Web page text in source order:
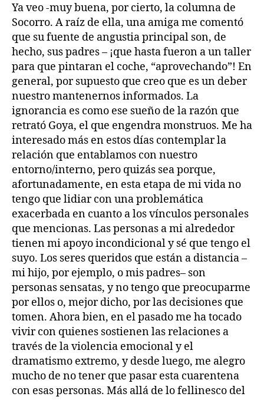
Ya veo -muy buena, por cierto, la columna de
Socorro. A raíz de ella, una amiga me comentó
que su fuente de angustia principal son, de
hecho, sus padres – ¡que hasta fueron a un taller
para que pintaran el coche, “aprovechando”! En
general, por supuesto que creo que es un deber
nuestro mantenernos informados. La
ignorancia es como ese sueño de la razón que
retrató Goya, el que engendra monstruos. Me ha
interesado más en estos días contemplar la
relación que entablamos con nuestro
entorno/interno, pero quizás sea porque,
afortunadamente, en esta etapa de mi vida no
tengo que lidiar con una problemática
exacerbada en cuanto a los vínculos personales
que mencionas. Las personas a mi alrededor
tienen mi apoyo incondicional y sé que tengo el
suyo. Los seres queridos que están a distancia –
mi hijo, por ejemplo, o mis padres– son
personas sensatas, y no tengo que preocuparme
por ellos o, mejor dicho, por las decisiones que
tomen. Ahora bien, en el pasado me ha tocado
vivir con quienes sostienen las relaciones a
través de la violencia emocional y el
dramatismo extremo, y desde luego, me alegro
mucho de no tener que pasar esta cuarentena
con esas personas. Más allá de lo fellinesco del